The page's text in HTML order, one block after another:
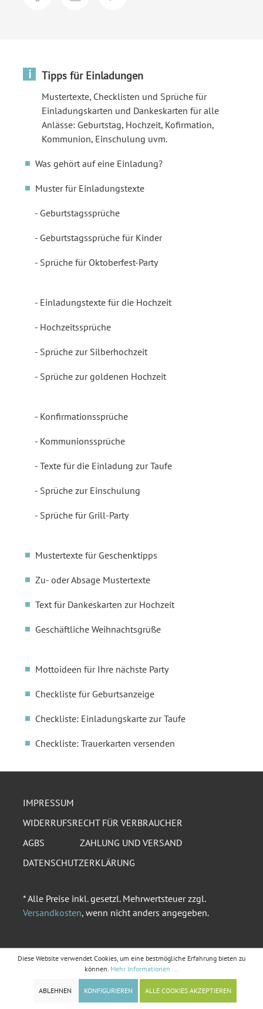
i Tipps für Einladungen
Mustertexte, Checklisten und Sprüche für
Einladungskarten und Dankeskarten für alle
Anlässe: Geburtstag, Hochzeit, Kofirmation,
Kommunion, Einschulung uvm.
Was gehört auf eine Einladung?
Muster für Einladungstexte
Geburtstagssprüche
Geburtstagssprüche für Kinder
Sprüche für Oktoberfest-Party
Einladungstexte für die Hochzeit
Hochzeitssprüche
Sprüche zur Silberhochzeit
Sprüche zur goldenen Hochzeit
Konfirmationssprüche
Kommunionssprüche
Texte für die Einladung zur Taufe
Sprüche zur Einschulung
Sprüche für Grill-Party
Mustertexte für Geschenktipps
Zu- oder Absage Mustertexte
Text für Dankeskarten zur Hochzeit
Geschäftliche Weihnachtsgrüße
Mottoideen für Ihre nächste Party
Checkliste für Geburtsanzeige
Checkliste: Einladungskarte zur Taufe
Checkliste: Trauerkarten versenden
IMPRESSUM
WIDERRUFSRECHT FÜR VERBRAUCHER
AGBS
ZAHLUNG UND VERSAND
DATENSCHUTZERKLÄRUNG
* Alle Preise inkl. gesetzl. Mehrwertsteuer zzgl.
Versandkosten, wenn nicht anders angegeben.
Diese Website verwendet Cookies, um eine bestmögliche Erfahrung bieten zu
können. Mehr Informationen ...
ABLEHNEN KONFIGURIEREN ALLE COOKIES AKZEPTIEREN